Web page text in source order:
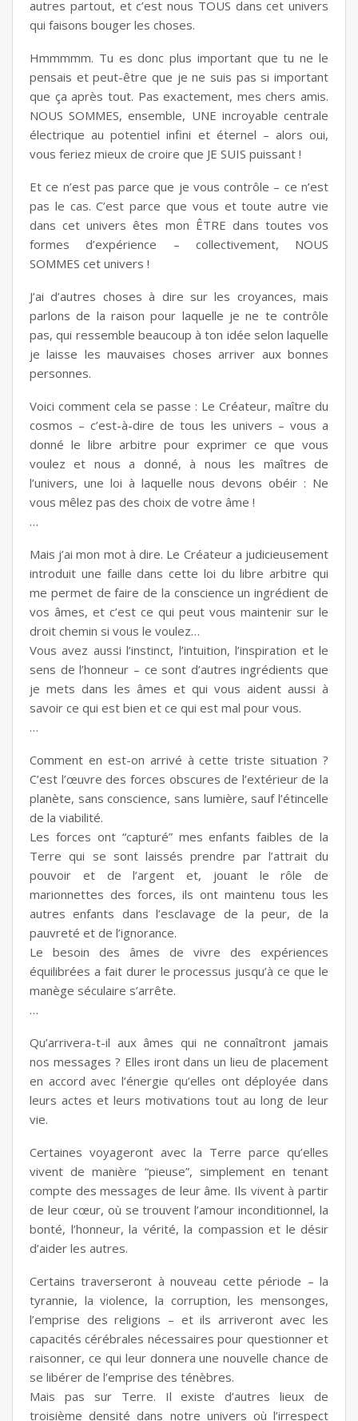
autres partout, et c’est nous TOUS dans cet univers
qui faisons bouger les choses.
Hmmmmm. Tu es donc plus important que tu ne le
pensais et peut-être que je ne suis pas si important
que ça après tout. Pas exactement, mes chers amis.
NOUS SOMMES, ensemble, UNE incroyable centrale
électrique au potentiel infini et éternel – alors oui,
vous feriez mieux de croire que JE SUIS puissant !
Et ce n’est pas parce que je vous contrôle – ce n’est
pas le cas. C’est parce que vous et toute autre vie
dans cet univers êtes mon ÊTRE dans toutes vos
formes d’expérience – collectivement, NOUS
SOMMES cet univers !
J’ai d’autres choses à dire sur les croyances, mais
parlons de la raison pour laquelle je ne te contrôle
pas, qui ressemble beaucoup à ton idée selon laquelle
je laisse les mauvaises choses arriver aux bonnes
personnes.
Voici comment cela se passe : Le Créateur, maître du
cosmos – c’est-à-dire de tous les univers – vous a
donné le libre arbitre pour exprimer ce que vous
voulez et nous a donné, à nous les maîtres de
l’univers, une loi à laquelle nous devons obéir : Ne
vous mêlez pas des choix de votre âme !
…
Mais j’ai mon mot à dire. Le Créateur a judicieusement
introduit une faille dans cette loi du libre arbitre qui
me permet de faire de la conscience un ingrédient de
vos âmes, et c’est ce qui peut vous maintenir sur le
droit chemin si vous le voulez…
Vous avez aussi l’instinct, l’intuition, l’inspiration et le
sens de l’honneur – ce sont d’autres ingrédients que
je mets dans les âmes et qui vous aident aussi à
savoir ce qui est bien et ce qui est mal pour vous.
…
Comment en est-on arrivé à cette triste situation ?
C’est l’œuvre des forces obscures de l’extérieur de la
planète, sans conscience, sans lumière, sauf l’étincelle
de la viabilité.
Les forces ont “capturé” mes enfants faibles de la
Terre qui se sont laissés prendre par l’attrait du
pouvoir et de l’argent et, jouant le rôle de
marionnettes des forces, ils ont maintenu tous les
autres enfants dans l’esclavage de la peur, de la
pauvreté et de l’ignorance.
Le besoin des âmes de vivre des expériences
équilibrées a fait durer le processus jusqu’à ce que le
manège séculaire s’arrête.
…
Qu’arrivera-t-il aux âmes qui ne connaîtront jamais
nos messages ? Elles iront dans un lieu de placement
en accord avec l’énergie qu’elles ont déployée dans
leurs actes et leurs motivations tout au long de leur
vie.
Certaines voyageront avec la Terre parce qu’elles
vivent de manière “pieuse”, simplement en tenant
compte des messages de leur âme. Ils vivent à partir
de leur cœur, où se trouvent l’amour inconditionnel, la
bonté, l’honneur, la vérité, la compassion et le désir
d’aider les autres.
Certains traverseront à nouveau cette période – la
tyrannie, la violence, la corruption, les mensonges,
l’emprise des religions – et ils arriveront avec les
capacités cérébrales nécessaires pour questionner et
raisonner, ce qui leur donnera une nouvelle chance de
se libérer de l’emprise des ténèbres.
Mais pas sur Terre. Il existe d’autres lieux de
troisième densité dans notre univers où l’irrespect